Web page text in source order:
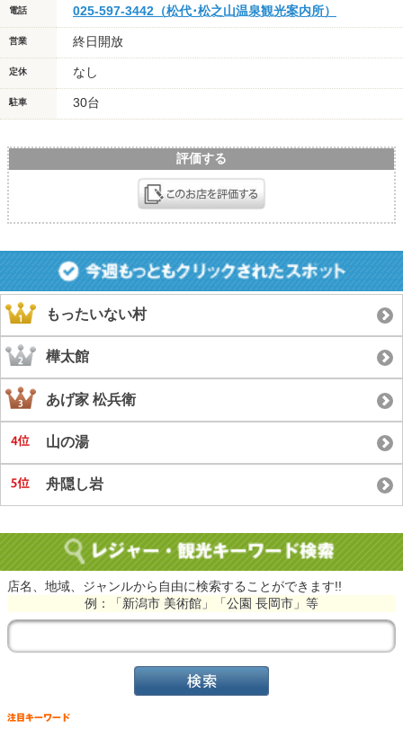
電話 025-597-3442（松代･松之山温泉観光案内所）
営業 終日開放
定休 なし
駐車 30台
評価する
もったいない村
樺太館
あげ家 松兵衛
山の湯
舟隠し岩
店名、地域、ジャンルから自由に検索することができます!!
例：「新潟市 美術館」「公園 長岡市」等